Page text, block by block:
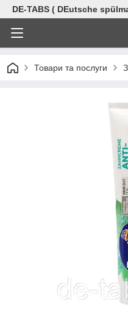
DE-TABS ( DEutsche
Товари та послуги